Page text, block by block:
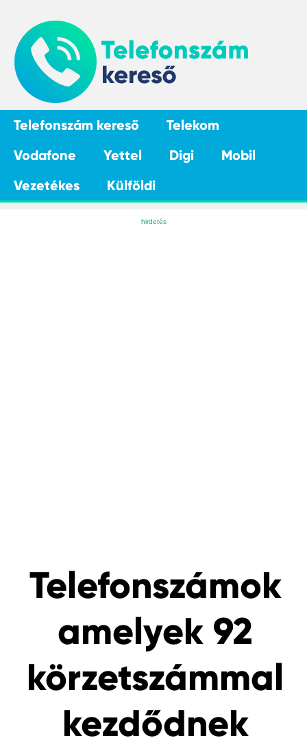
Telefonszám kereső
Telekom
Vodafone
Yettel Digi
Mobil
Vezetékes
Külföldi
Telefonszámok
amelyek 92
körzetszámmal
kezdődnek